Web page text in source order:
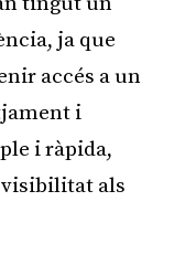
ja que
accés a un
i
i ràpida,
als